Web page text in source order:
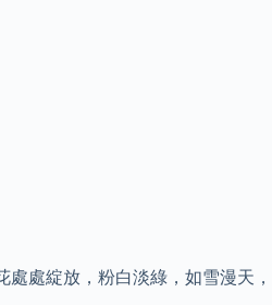
處綻放，粉白淡綠，如雪漫天，